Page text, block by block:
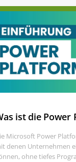
ist die Power
Microsoft Power
denen Unternehmen
ohne tiefes